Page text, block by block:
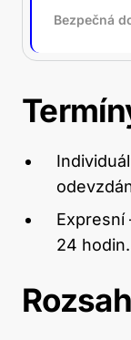
Bezpečná
Expresní
24 hodin.